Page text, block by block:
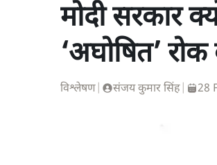
मोदी सरकार
‘अघोषित’ रोक
विश्लेषण संजय कुमार सिंह 28